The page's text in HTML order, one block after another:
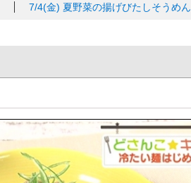
7/4(金) 夏野菜の揚げびたしそうめん